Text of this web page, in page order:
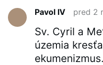
Pavol IV pred 2
Sv. Cyril a
územia
ekumenizmus.